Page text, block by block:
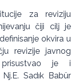
za reviziju
čiji cilj je
okvira u
revizije javnog
prisustvao je i
Sadık Babür